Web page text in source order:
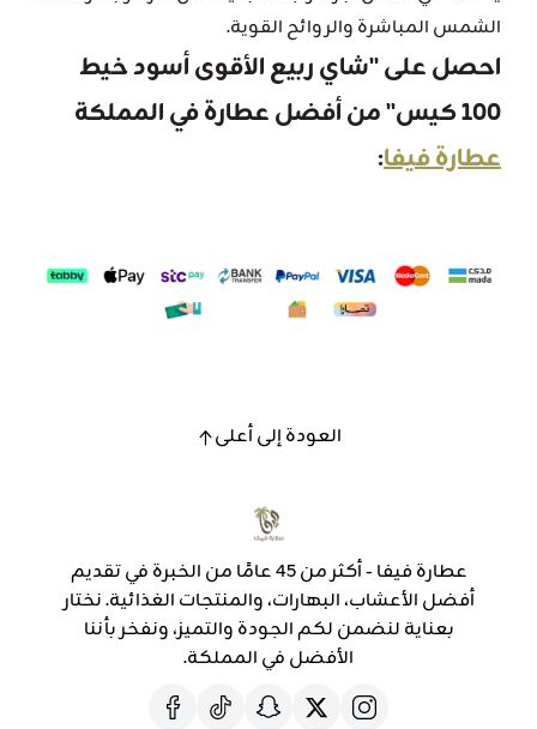
الشمس المباشرة والروائح القوية.
احصل على"شاي ربيع الأقوى أسود خيط
100 كيس"
من أفضل عطارة في المملكة
عطارة فيفا:
العودة إلى أعلى
عطارة فيفا - أكثر من 45 عامًا من الخبرة في تقديم
أفضل الأعشاب، البهارات، والمنتجات الغذائية. نختار
بعناية لنضمن لكم الجودة والتميز، ونفخر بأننا
الأفضل في المملكة.